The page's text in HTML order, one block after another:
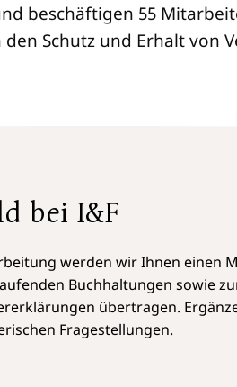
beschäftigen 55
Schutz und Erhalt von
bei I&F
werden wir Ihnen einen
Buchhaltungen sowie
übertragen.
Fragestellungen.